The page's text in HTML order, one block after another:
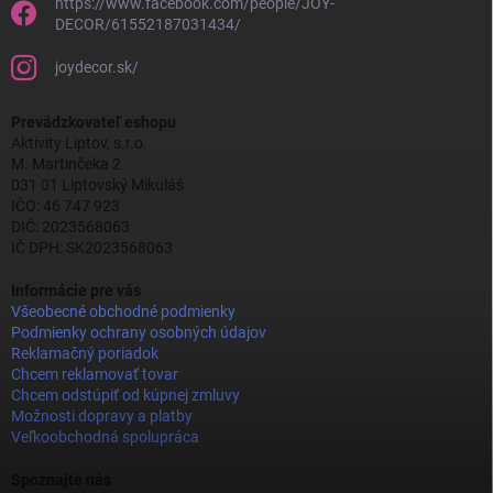
https://www.facebook.com/people/JOY-
DECOR/61552187031434/
joydecor.sk/
Prevádzkovateľ eshopu
Aktivity Liptov, s.r.o.
M. Martinčeka 2
031 01 Liptovský Mikuláš
IČO: 46 747 923
DIČ: 2023568063
IČ DPH: SK2023568063
Informácie pre vás
Všeobecné obchodné podmienky
Podmienky ochrany osobných údajov
Reklamačný poriadok
Chcem reklamovať tovar
Chcem odstúpiť od kúpnej zmluvy
Možnosti dopravy a platby
Veľkoobchodná spolupráca